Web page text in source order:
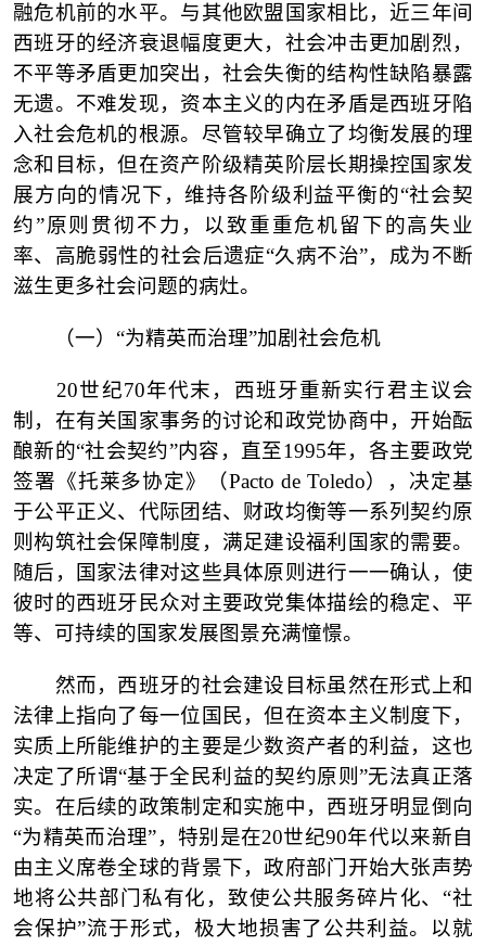
融危机前的水平。与其他欧盟国家相比，近三年间
西班牙的经济衰退幅度更大，社会冲击更加剧烈，
不平等矛盾更加突出，社会失衡的结构性缺陷暴露
无遗。不难发现，资本主义的内在矛盾是西班牙陷
入社会危机的根源。尽管较早确立了均衡发展的理
念和目标，但在资产阶级精英阶层长期操控国家发
展方向的情况下，维持各阶级利益平衡的“社会契
约”原则贯彻不力，以致重重危机留下的高失业
率、高脆弱性的社会后遗症“久病不治”，成为不断
滋生更多社会问题的病灶。
（一） “为精英而治理”加剧社会危机
20世纪70年代末，西班牙重新实行君主议会
制，在有关国家事务的讨论和政党协商中，开始酝
酿新的“社会契约”内容，直至1995年，各主要政党
签署《托莱多协定》（Pacto de Toledo），决定基
于公平正义、代际团结、财政均衡等一系列契约原
则构筑社会保障制度，满足建设福利国家的需要。
随后，国家法律对这些具体原则进行一一确认，使
彼时的西班牙民众对主要政党集体描绘的稳定、平
等、可持续的国家发展图景充满憧憬。
然而，西班牙的社会建设目标虽然在形式上和
法律上指向了每一位国民，但在资本主义制度下，
实质上所能维护的主要是少数资产者的利益，这也
决定了所谓“基于全民利益的契约原则”无法真正落
实。在后续的政策制定和实施中，西班牙明显倒向
“为精英而治理”，特别是在20世纪90年代以来新自
由主义席卷全球的背景下，政府部门开始大张声势
地将公共部门私有化，致使公共服务碎片化、“社
会保护”流于形式，极大地损害了公共利益。以就